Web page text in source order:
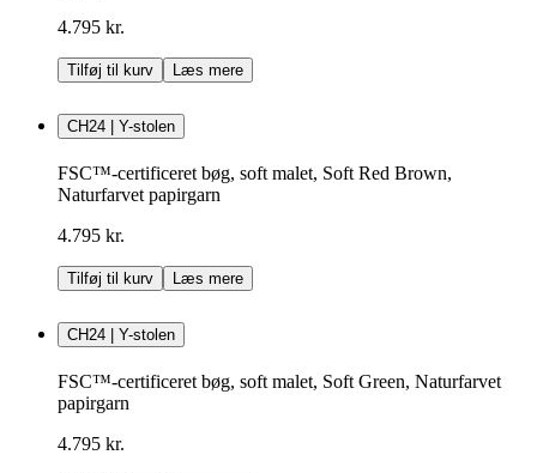
4.795 kr.
Tilføj til kurv Læs mere
CH24 | Y-stolen
FSC™-certificeret bøg, soft malet, Soft Red Brown,
Naturfarvet papirgarn
4.795 kr.
Tilføj til kurv Læs mere
CH24 | Y-stolen
FSC™-certificeret bøg, soft malet, Soft Green, Naturfarvet
papirgarn
4.795 kr.